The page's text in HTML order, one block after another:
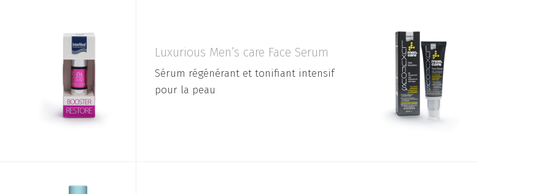
Luxurious Men’s care Face Serum
Sérum régénérant et tonifiant intensif
pour la peau